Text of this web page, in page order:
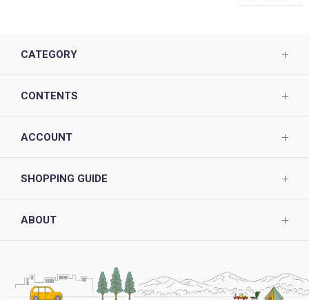
CATEGORY
CONTENTS
ACCOUNT
SHOPPING GUIDE
ABOUT